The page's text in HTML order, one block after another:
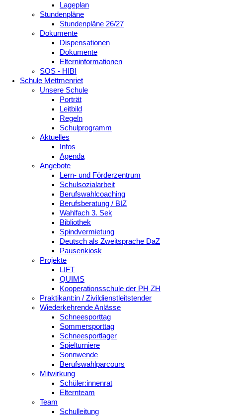
Lageplan
Stundenpläne
Stundenpläne 26/27
Dokumente
Dispensationen
Dokumente
Elterninformationen
SOS - HIBI
Schule Mettmenriet
Unsere Schule
Porträt
Leitbild
Regeln
Schulprogramm
Aktuelles
Infos
Agenda
Angebote
Lern- und Förderzentrum
Schulsozialarbeit
Berufswahlcoaching
Berufsberatung / BIZ
Wahlfach 3. Sek
Bibliothek
Spindvermietung
Deutsch als Zweitsprache DaZ
Pausenkiosk
Projekte
LIFT
QUIMS
Kooperationsschule der PH ZH
Praktikant:in / Zivildienstleitstender
Wiederkehrende Anlässe
Schneesporttag
Sommersporttag
Schneesportlager
Spielturniere
Sonnwende
Berufswahlparcours
Mitwirkung
Schüler:innenrat
Elternteam
Team
Schulleitung